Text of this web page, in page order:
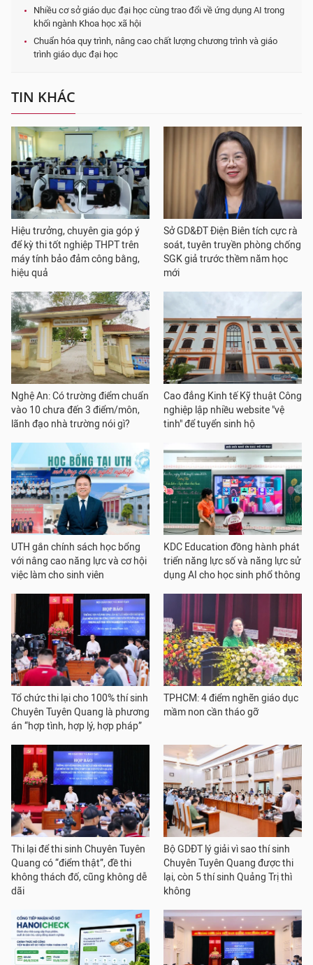
Nhiều cơ sở giáo dục đại học cùng trao đổi về ứng dụng AI trong
khối ngành Khoa học xã hội
Chuẩn hóa quy trình, nâng cao chất lượng chương trình và giáo
trình giáo dục đại học
TIN KHÁC
Hiệu trưởng, chuyên gia góp ý
để kỳ thi tốt nghiệp THPT trên
máy tính bảo đảm công bằng,
hiệu quả
Sở GD&ĐT Điện Biên tích cực rà
soát, tuyên truyền phòng chống
SGK giả trước thềm năm học
mới
Nghệ An: Có trường điểm chuẩn
vào 10 chưa đến 3 điểm/môn,
lãnh đạo nhà trường nói gì?
Cao đẳng Kinh tế Kỹ thuật Công
nghiệp lập nhiều website "vệ
tinh" để tuyển sinh hộ
UTH gắn chính sách học bổng
với nâng cao năng lực và cơ hội
việc làm cho sinh viên
KDC Education đồng hành phát
triển năng lực số và năng lực sử
dụng AI cho học sinh phổ thông
Tổ chức thi lại cho 100% thí sinh
Chuyên Tuyên Quang là phương
án “hợp tình, hợp lý, hợp pháp”
TPHCM: 4 điểm nghẽn giáo dục
mầm non cần tháo gỡ
Thi lại để thi sinh Chuyên Tuyên
Quang có “điểm thật”, đề thi
không thách đố, cũng không dễ
dãi
Bộ GDĐT lý giải vì sao thí sinh
Chuyên Tuyên Quang được thi
lại, còn 5 thí sinh Quảng Trị thì
không